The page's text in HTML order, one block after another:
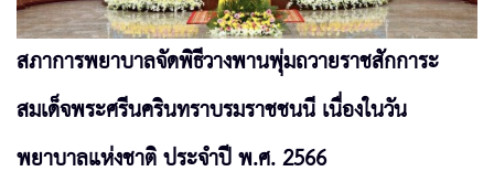
สภาการพยาบาลจัดพิธีวางพานพุ่มถวายราชสักการะ
สมเด็จพระศรีนครินทราบรมราชชนนี เนื่องในวัน
พยาบาลแห่งชาติ ประจำปี พ.ศ. 2566